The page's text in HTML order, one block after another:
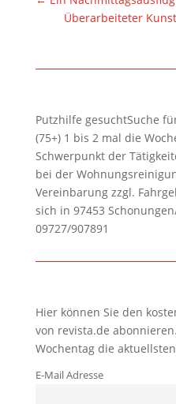
Überarbeiteter
Putzhilfe gesuchtSuche
(75+) 1 bis 2 mal die
Schwerpunkt der
bei der
Vereinbarung zzgl.
sich in 97453
09727/907891
Hier können Sie den
von revista.de
Wochentag die
E-Mail Adresse